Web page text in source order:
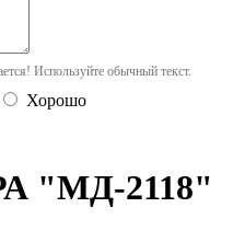
Используйте обычный текст.
Хорошо
"МД-2118"